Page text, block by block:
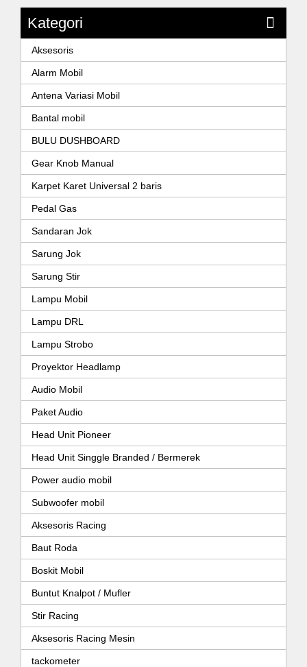
Kategori
Aksesoris
Alarm Mobil
Antena Variasi Mobil
Bantal mobil
BULU DUSHBOARD
Gear Knob Manual
Karpet Karet Universal 2 baris
Pedal Gas
Sandaran Jok
Sarung Jok
Sarung Stir
Lampu Mobil
Lampu DRL
Lampu Strobo
Proyektor Headlamp
Audio Mobil
Paket Audio
Head Unit Pioneer
Head Unit Singgle Branded / Bermerek
Power audio mobil
Subwoofer mobil
Aksesoris Racing
Baut Roda
Boskit Mobil
Buntut Knalpot / Mufler
Stir Racing
Aksesoris Racing Mesin
tackometer